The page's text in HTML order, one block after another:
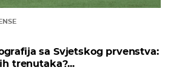
sa Svjetskog prvenstva:
trenutaka?...